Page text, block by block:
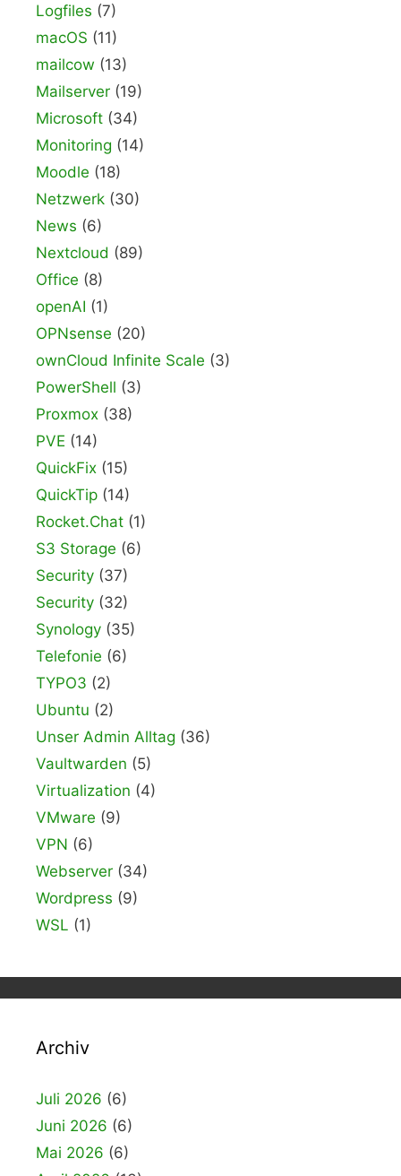
Logfiles (7)
macOS (11)
mailcow (13)
Mailserver (19)
Microsoft (34)
Monitoring (14)
Moodle (18)
Netzwerk (30)
News (6)
Nextcloud (89)
Office (8)
openAI (1)
OPNsense (20)
ownCloud Infinite Scale (3)
PowerShell (3)
Proxmox (38)
PVE (14)
QuickFix (15)
QuickTip (14)
Rocket.Chat (1)
S3 Storage (6)
Security (37)
Security (32)
Synology (35)
Telefonie (6)
TYPO3 (2)
Ubuntu (2)
Unser Admin Alltag (36)
Vaultwarden (5)
Virtualization (4)
VMware (9)
VPN (6)
Webserver (34)
Wordpress (9)
WSL (1)
Archiv
Juli 2026 (6)
Juni 2026 (6)
Mai 2026 (6)